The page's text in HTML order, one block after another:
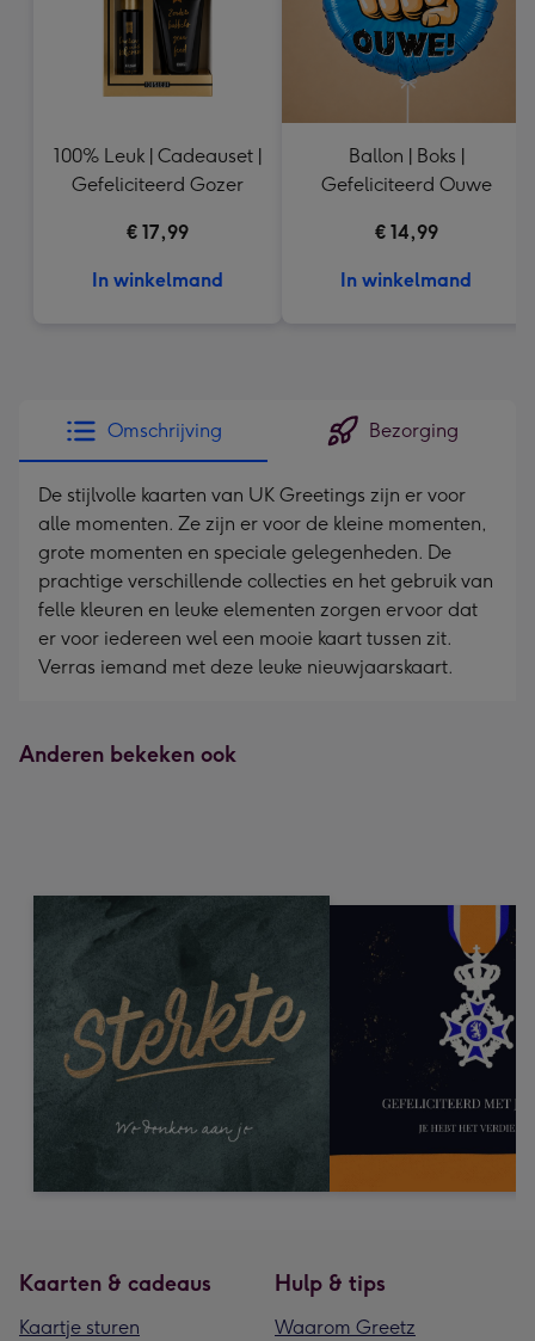
100% Leuk | Cadeauset |
Gefeliciteerd Gozer
€ 17,99
In winkelmand
Ballon | Boks |
Gefeliciteerd Ouwe
€ 14,99
In winkelmand
Omschrijving Bezorging
De stijlvolle kaarten van UK Greetings zijn er voor
alle momenten. Ze zijn er voor de kleine momenten,
grote momenten en speciale gelegenheden. De
prachtige verschillende collecties en het gebruik van
felle kleuren en leuke elementen zorgen ervoor dat
er voor iedereen wel een mooie kaart tussen zit.
Verras iemand met deze leuke nieuwjaarskaart.
Anderen bekeken ook
Kaarten & cadeaus
Kaartje sturen
Hulp & tips
Waarom Greetz